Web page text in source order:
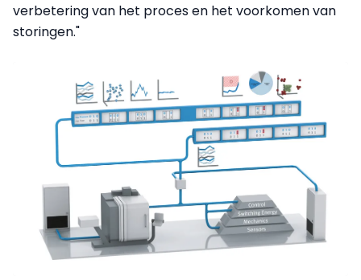
verbetering van het proces en het voorkomen van
storingen."